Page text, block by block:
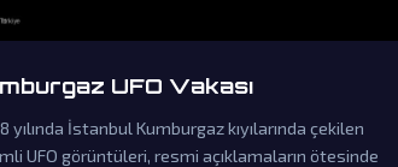
UFO Vakası
yılında İstanbul Kumburgaz kıyılarında çekilen
UFO görüntüleri, resmi açıklamaların ötesinde